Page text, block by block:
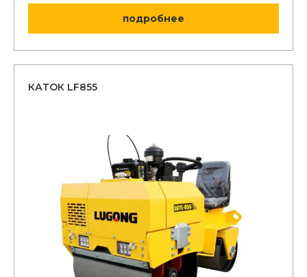
подробнее
КАТОК LF855